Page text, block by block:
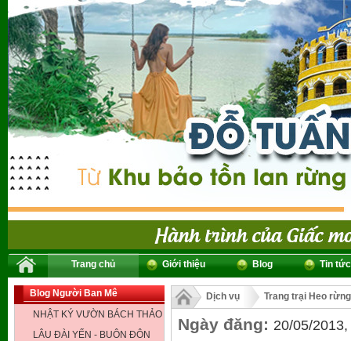
Trang chủ Giới thiệu Blog Tin tức
Blog Người Ban Mê
NHẬT KÝ VƯỜN BÁCH THẢO
LÂU ĐÀI YẾN - BUÔN ĐÔN
Dịch vụ Trang trại Heo
Ngày đăng: 20/05/